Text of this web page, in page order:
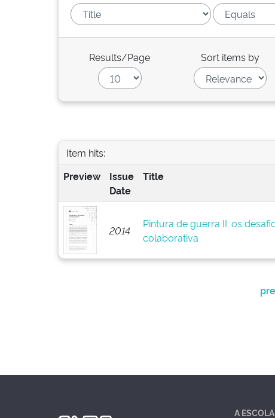
Results/Page Sort items by
Item hits:
Preview
Issue
Date
Title
2014
Pintura de guerra II: os
colaborativa
A ESCOLA